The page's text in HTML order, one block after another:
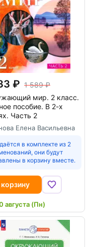
1 589
мир. 2 класс.
пособие. В 2-х
Часть 2
Елена Васильевна
в комплекте из 2
они будут
в корзину вместе.
корзину
августа (Пн)